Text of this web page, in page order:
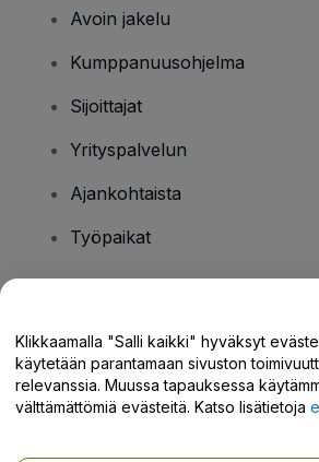
Avoin jakelu
Kumppanuusohjelma
Sijoittajat
Yrityspalvelun
Ajankohtaista
Työpaikat
Tukikeskus / Ota meihin
Klikkaamalla "Salli kaikki" hyväksyt
käytetään parantamaan sivuston
relevanssia. Muussa tapauksessa
välttämättömiä evästeitä. Katso lisätietoja